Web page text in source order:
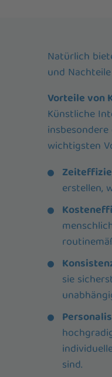
Natürlich
und
Vorteile von
Künstliche
wichtigsten
erstellen,
sie
sind.